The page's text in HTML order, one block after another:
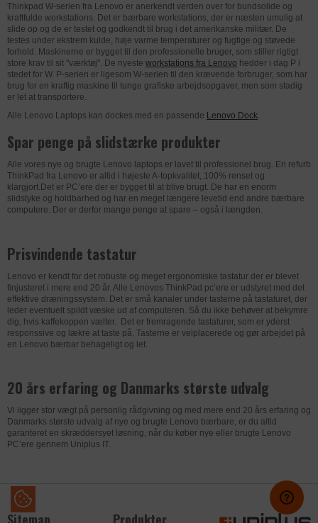
Thinkpad W-serien fra Lenovo er anerkendt verden over for bundsolide og
kraftfulde workstations. Det er bærbare workstations, der er næsten umulig at
slide op og de er testet og godkendt til brug i det amerikanske militær. De
testes under ekstrem kulde, høje varme temperaturer og fugtige og støvede
forhold. Maskinerne er bygget til den professionelle bruger, som stiller rigtigt
store krav til sit "værktøj". De nyeste workstations fra Lenovo hedder i dag P i
stedet for W. P-serien er ligesom W-serien til den krævende forbruger, som har
brug for en kraftig maskine til tunge grafiske arbejdsopgaver, men som stadig
er let at transportere.
Alle Lenovo Laptops kan dockes med en passende Lenovo Dock
Spar penge på slidstærke produkter
Alle vores nye og brugte Lenovo laptops er lavet til professionel brug. En refurb
ThinkPad fra Lenovo er altid i højeste A-topkvalitet, 100% renset og
klargjort.Det er PC’ere der er bygget til at blive brugt. De har en enorm
slidstyke og holdbarhed og har en meget længere levetid end andre bærbare
computere. Der er derfor mange penge at spare – også i længden.
Prisvindende tastatur
Lenovo er kendt for det robuste og meget ergonomiske tastatur der er blevet
finjusteret i mere end 20 år. Alle Lenovos ThinkPad pc’ere er udstyret med det
effektive dræningssystem. Det er små kanaler under tasterne på tastaturet, der
leder eventuelt spildt væske ud af computeren. Så du ikke behøver at bekymre
dig, hvis kaffekoppen vælter. Det er fremragende tastaturer, som er yderst
responssive og lækre at taste på. Tasterne er velplacerede og gør arbejdet på
en Lenovo bærbar behageligt og let.
20 års erfaring og Danmarks største udvalg
Vi ligger stor vægt på personlig rådgivning og med mere end 20 års erfaring og
Danmarks største udvalg af nye og brugte Lenovo bærbare, er du altid
garanteret en skræddersyet løsning, når du køber nye eller brugte Lenovo
PC’ere gennem Uniplus IT.